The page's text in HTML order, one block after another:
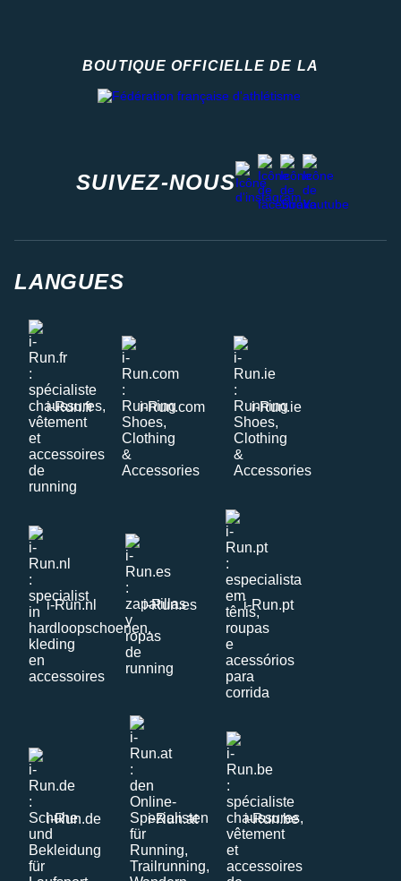
BOUTIQUE OFFICIELLE DE LA
SUIVEZ-NOUS
instagram
facebook
stravayoutube
LANGUES
i-Run.fr i-Run.com i-Run.ie
i-Run.nl i-Run.es i-Run.pt
i-Run.de i-Run.at i-Run.be